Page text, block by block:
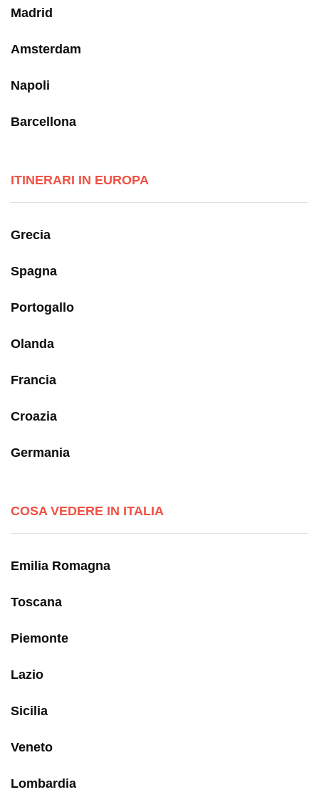
Madrid
Amsterdam
Napoli
Barcellona
ITINERARI IN EUROPA
Grecia
Spagna
Portogallo
Olanda
Francia
Croazia
Germania
COSA VEDERE IN ITALIA
Emilia Romagna
Toscana
Piemonte
Lazio
Sicilia
Veneto
Lombardia